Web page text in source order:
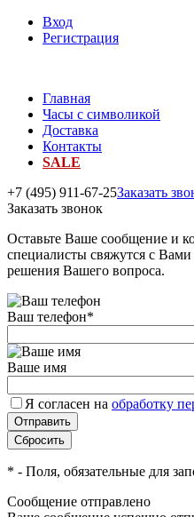
Вход
Регистрация
Главная
Часы с символикой
Доставка
Контакты
SALE
+7 (495) 911-67-25Заказать
Заказать звонок
Оставьте Ваше сообщение и
специалисты свяжутся с
решения Вашего вопроса.
Ваш телефон*
Ваше имя
Я согласен на обработку
* - Поля, обязательные для
Сообщение отправлено